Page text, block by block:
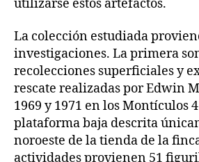
utilizarse estos artefactos.
La colección estudiada
investigaciones. La primera
recolecciones superficiales y
rescate realizadas por Edwin
1969 y 1971 en los Montículos
plataforma baja descrita
noroeste de la tienda de la
actividades provienen 51